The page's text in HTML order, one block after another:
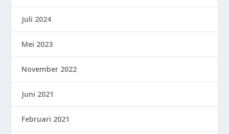
Juli 2024
Mei 2023
November 2022
Juni 2021
Februari 2021